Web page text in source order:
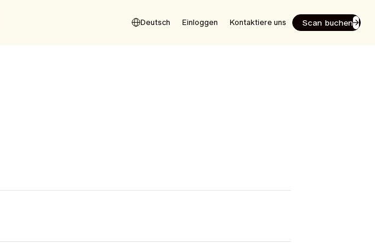
Deutsch Einloggen Kontaktiere uns Scan buchen